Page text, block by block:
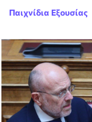
Παιχνίδια Εξουσίας